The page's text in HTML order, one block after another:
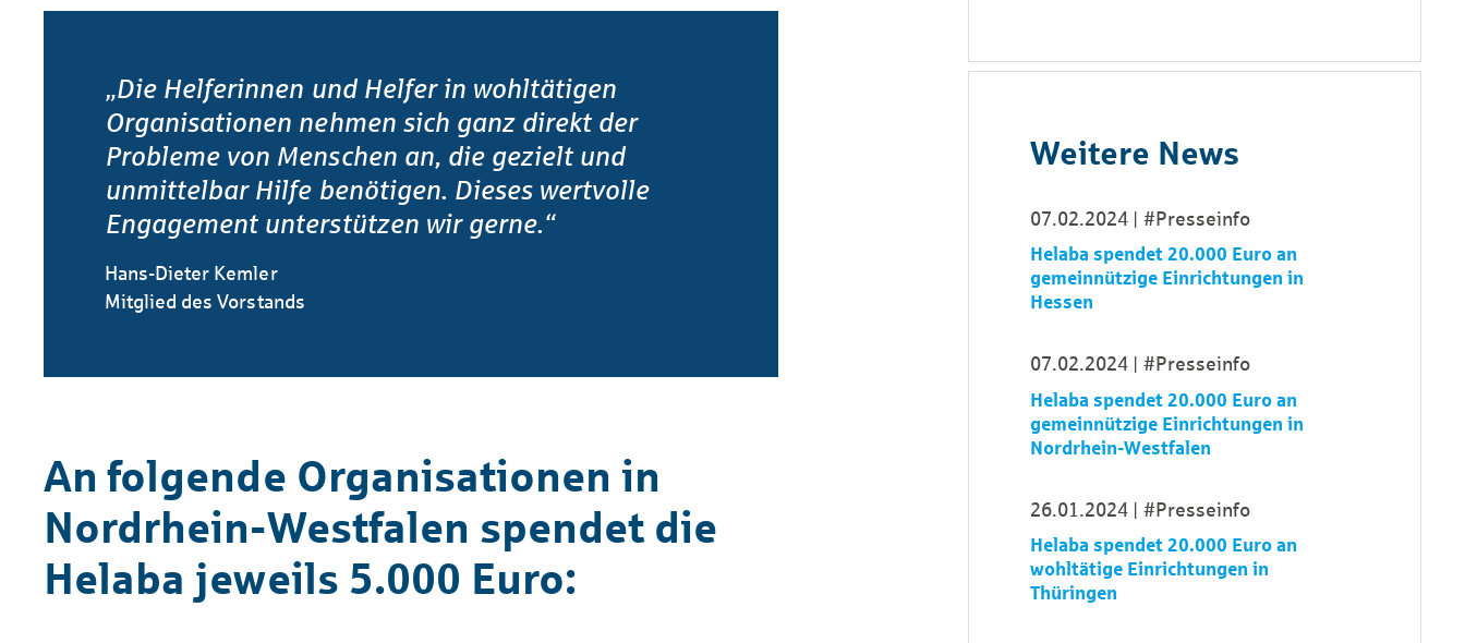
„Die Helferinnen und Helfer in wohltätigen
Organisationen nehmen sich ganz direkt der
Probleme von Menschen an, die gezielt und
unmittelbar Hilfe benötigen. Dieses wertvolle
Engagement unterstützen wir gerne.“
Hans-Dieter Kemler
Mitglied des Vorstands
An folgende Organisationen in
Nordrhein-Westfalen spendet die
Helaba jeweils 5.000 Euro:
Weitere News
07.02.2024 #Presseinfo
Helaba spendet 20.000 Euro an
gemeinnützige Einrichtungen in
Hessen
07.02.2024 #Presseinfo
Helaba spendet 20.000 Euro an
gemeinnützige Einrichtungen in
Nordrhein-Westfalen
26.01.2024 #Presseinfo
Helaba spendet 20.000 Euro an
wohltätige Einrichtungen in
Thüringen